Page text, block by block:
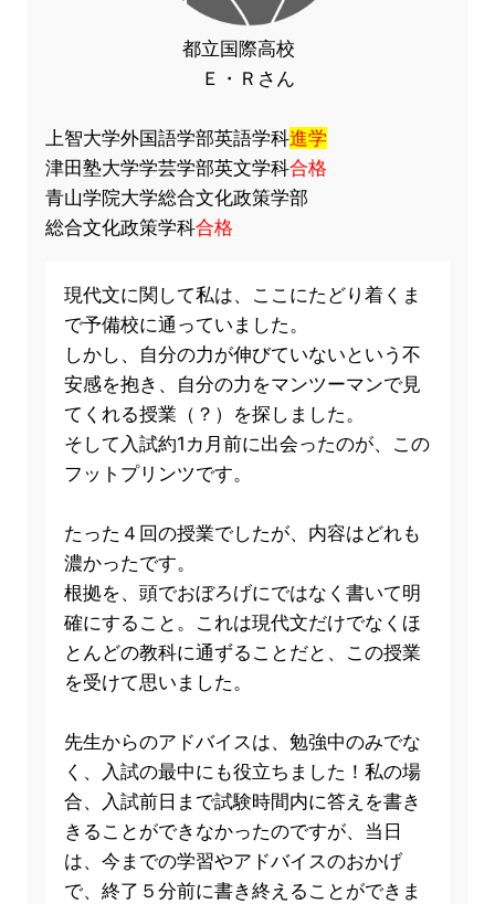
都立国際高校
Ｅ・Ｒさん
上智大学外国語学部英語学科進学
津田塾大学学芸学部英文学科合格
青山学院大学総合文化政策学部
総合文化政策学科合格
現代文に関して私は、ここにたどり着くま
で予備校に通っていました。
しかし、自分の力が伸びていないという不
安感を抱き、自分の力をマンツーマンで見
てくれる授業（？）を探しました。
そして入試約1カ月前に出会ったのが、この
フットプリンツです。
たった４回の授業でしたが、内容はどれも
濃かったです。
根拠を、頭でおぼろげにではなく書いて明
確にすること。これは現代文だけでなくほ
とんどの教科に通ずることだと、この授業
を受けて思いました。
先生からのアドバイスは、勉強中のみでな
く、入試の最中にも役立ちました！私の場
合、入試前日まで試験時間内に答えを書き
きることができなかったのですが、当日
は、今までの学習やアドバイスのおかげ
で、終了５分前に書き終えることができま